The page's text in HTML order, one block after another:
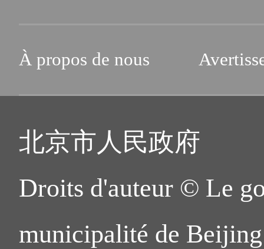
À propos de nous
北京市人民政府
Droits d'auteur © Le
municipalité de